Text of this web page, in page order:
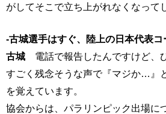
がしてそこで立ち上がれなくなって
-古城選手はすぐ、陸上の日本代表コ
古城 電話で報告したんですけど、
すごく残念そうな声で『マジか…』
を覚えています。
協会からは、パラリンピック出場に